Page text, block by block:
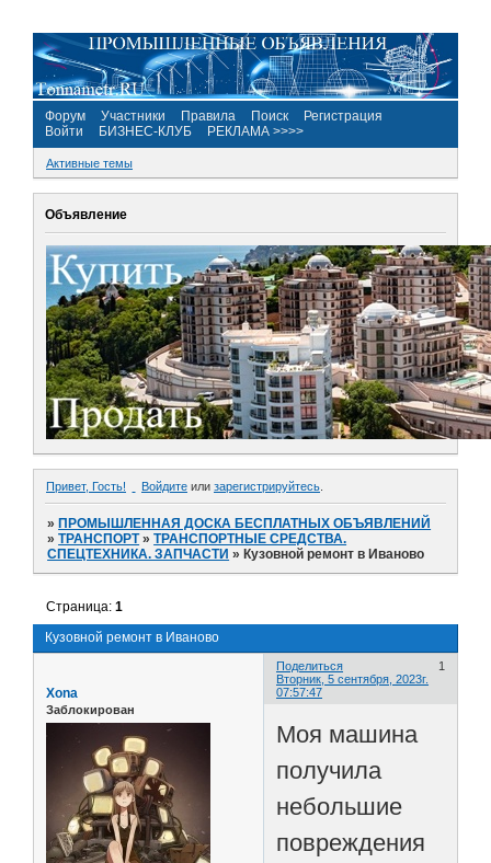
Форум Участники Правила Поиск
Регистрация
Войти
БИЗНЕС-КЛУБ РЕКЛАМА >>>>
Активные темы
Объявление
Привет, Гость! Войдите или зарегистрируйтесь
»ПРОМЫШЛЕННАЯ ДОСКА БЕСПЛАТНЫХ ОБЪЯВЛЕНИЙ
»ТРАНСПОРТ »ТРАНСПОРТНЫЕ СРЕДСТВА.
СПЕЦТЕХНИКА. ЗАПЧАСТИ »Кузовной ремонт в Иваново
Кузовной ремонт в Иваново
Страница:1
Поделиться
1
Вторник, 5 сентября, 2023г.
07:57:47
Xona
Заблокирован
Моя машина
получила
небольшие
повреждения